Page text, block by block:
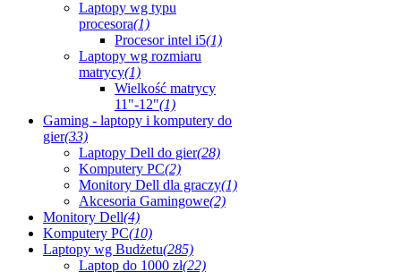
Laptopy wg typu
procesora(1)
Procesor intel i5(1)
Laptopy wg rozmiaru
matrycy(1)
Wielkość matrycy
11"-12"(1)
Gaming - laptopy i komputery do
gier(33)
Laptopy Dell do gier(28)
Komputery PC(2)
Monitory Dell dla graczy(1)
Akcesoria Gamingowe(2)
Monitory Dell(4)
Komputery PC(10)
Laptopy wg Budżetu(285)
Laptop do 1000 zł(22)